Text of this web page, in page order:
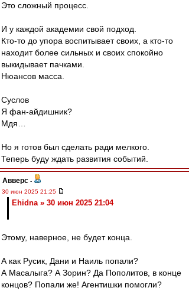
Это сложный процесс.
И у каждой академии свой подход.
Кто-то до упора воспитывает своих, а кто-то
находит более сильных и своих спокойно
выкидывает пачками.
Нюансов масса.
Суслов
Я фан-айдишник?
Мдя…
Но я готов был сделать ради мелкого.
Теперь буду ждать развития событий.
Авверс -
30 июн 2025 21:25
Ehidna » 30 июн 2025 21:04
Этому, наверное, не будет конца.
А как Русик, Дани и Наиль попали?
А Масалыга? А Зорин? Да Пополитов, в конце
концов? Попали же! Агентишки помогли?